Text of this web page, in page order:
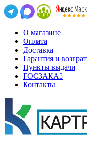
О магазине
Оплата
Доставка
Гарантия и возврат
Пункты выдачи
ГОСЗАКАЗ
Контакты